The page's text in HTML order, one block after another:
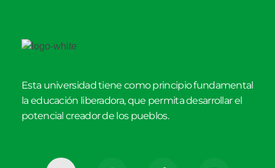
Esta universidad tiene como principio fundamental
la educación liberadora, que permita desarrollar el
potencial creador de los pueblos.